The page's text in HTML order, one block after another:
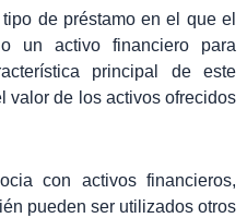
de préstamo en el que el
un activo financiero para
principal de este
valor de los activos ofrecidos
con activos financieros,
pueden ser utilizados otros